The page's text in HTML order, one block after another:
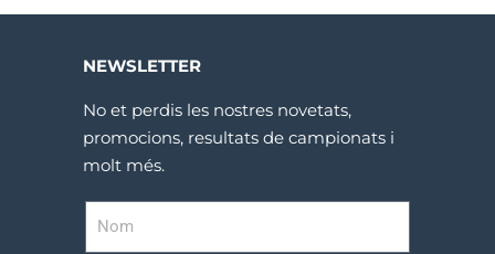
NEWSLETTER
No et perdis les nostres novetats,
promocions, resultats de campionats i
molt més.